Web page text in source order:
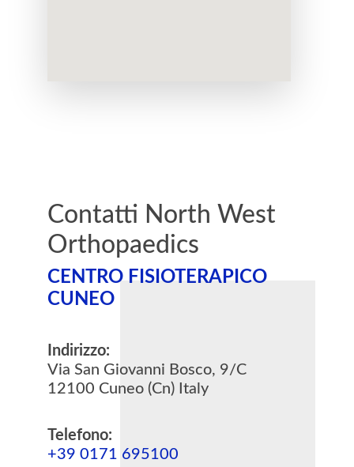
Contatti North West
Orthopaedics
CENTRO FISIOTERAPICO
CUNEO
Indirizzo:
Via San Giovanni Bosco, 9/C
12100 Cuneo (Cn) Italy
Telefono:
+39 0171 695100